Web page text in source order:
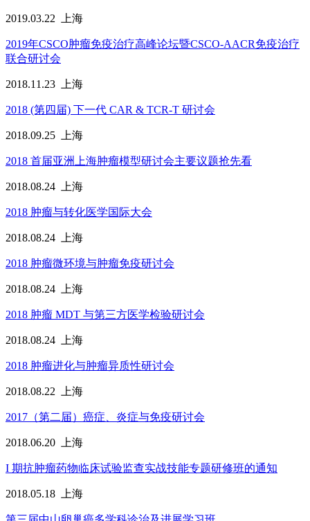
2019.03.22 上海
2019年CSCO肿瘤免疫治疗高峰论坛暨CSCO-AACR免疫治疗
联合研讨会
2018.11.23 上海
2018 (第四届) 下一代 CAR & TCR-T 研讨会
2018.09.25 上海
2018 首届亚洲上海肿瘤模型研讨会主要议题抢先看
2018.08.24 上海
2018 肿瘤与转化医学国际大会
2018.08.24 上海
2018 肿瘤微环境与肿瘤免疫研讨会
2018.08.24 上海
2018 肿瘤 MDT 与第三方医学检验研讨会
2018.08.24 上海
2018 肿瘤进化与肿瘤异质性研讨会
2018.08.22 上海
2017（第二届）癌症、炎症与免疫研讨会
2018.06.20 上海
I 期抗肿瘤药物临床试验监查实战技能专题研修班的通知
2018.05.18 上海